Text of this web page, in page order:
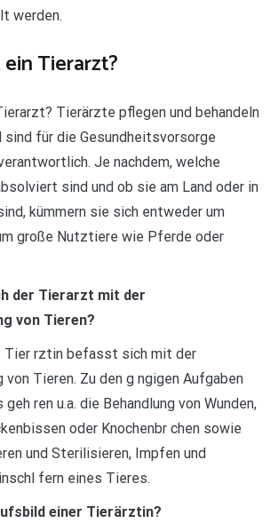
werden.
Tierarzt?
Tierärzte pflegen und behandeln
sind für die Gesundheitsvorsorge
Je nachdem, welche
sind und ob sie am Land oder in
kümmern sie sich entweder um
große Nutztiere wie Pferde oder
der Tierarzt mit der
von Tieren?
Tier rztin befasst sich mit der
von Tieren. Zu den g ngigen Aufgaben
ren u.a. die Behandlung von Wunden,
oder Knochenbr chen sowie
und Sterilisieren, Impfen und
fern eines Tieres.
einer Tierärztin?